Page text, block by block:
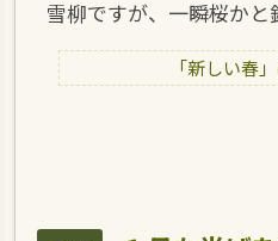
雪柳ですが、一瞬桜かと
「新しい春